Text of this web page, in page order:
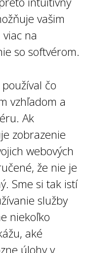
vašim
na
so softvérom.
používal čo
vzhľadom a
Ak
zobrazenie
webových
že nie je
Sme si tak istí
služby
niekoľko
aké
úlohy v